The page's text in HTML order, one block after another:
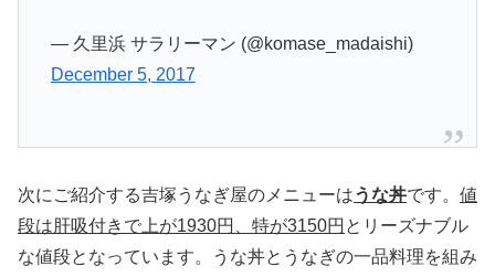
— 久里浜 サラリーマン (@komase_madaishi)
December 5, 2017
次にご紹介する吉塚うなぎ屋のメニューはうな丼です。 値
段は肝吸付きで上が1930円、特が3150円 とリーズナブル
な値段となっています。うな丼とうなぎの一品料理を組み